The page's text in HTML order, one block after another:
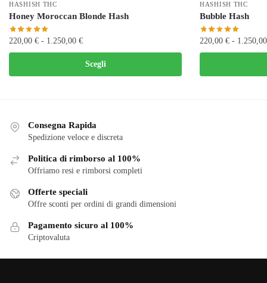
HASHISH THC
Honey Moroccan Blonde Hash
220,00 € - 1.250,00 €Fascia
di
prezzo:
da
Scegli
prodotto
Le
possono
essere
scelte
del
HASHISH THC
Bubble Hash
220,00 € -
prodotto
Consegna Rapida
Spedizione veloce e discreta
Politica di rimborso al 100%
Offriamo resi e rimborsi completi
Offerte speciali
Offre sconti per ordini di grandi dimensioni
Pagamento sicuro al 100%
Criptovaluta